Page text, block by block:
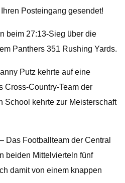
Posteingang gesendet!
beim 27:13-Sieg über die
Panthers 351 Rushing Yards.
Putz kehrte auf eine
Cross-Country-Team der
School kehrte zur Meisterschaft
Das Footballteam der Central
beiden Mittelvierteln fünf
damit von einem knappen